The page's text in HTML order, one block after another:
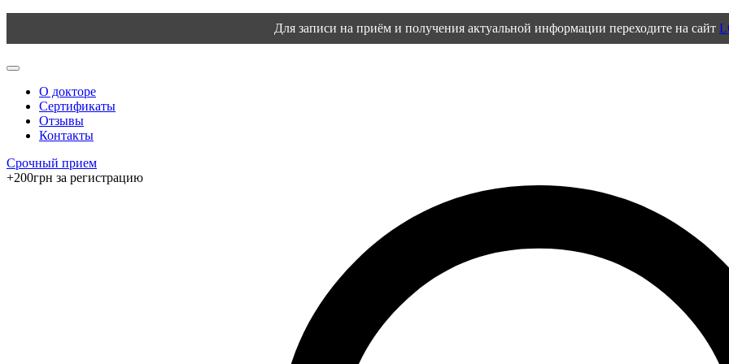
Для записи на приём и получения актуальной информации переходите на сайт
О докторе
Сертификаты
Отзывы
Контакты
Срочный прием
+200грн за регистрацию